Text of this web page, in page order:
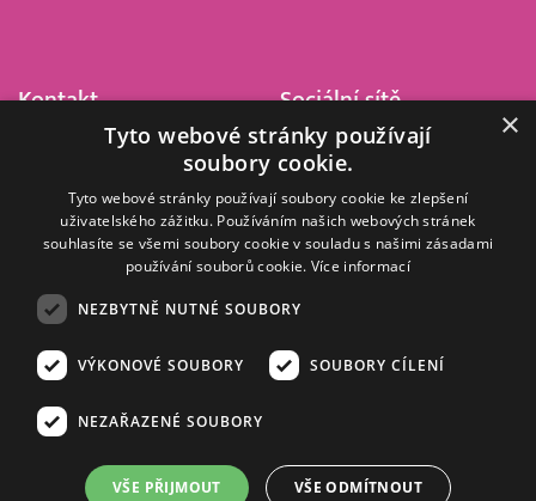
Kontakt
Barrandov Televizní Studio,
Kříženeckého nám. 322
152 00 Praha 5
IČ 416 93 311
Sociální sítě
© 2008–2026 EMPRESA MEDIA, a.s. Všechna práva vyhrazena.
Zásady ochrany osobních a dalších zpracovávaných údajů
Informace o měření sledovanosti videa ve video archivu
×
Tyto webové stránky používají
soubory cookie.
Tyto webové stránky používají soubory cookie ke zlepšení
uživatelského zážitku. Používáním našich webových stránek
souhlasíte se všemi soubory cookie v souladu s našimi zásadami
používání souborů cookie. Více informací
NEZBYTNĚ NUTNÉ SOUBORY
VÝKONOVÉ SOUBORY SOUBORY CÍLENÍ
NEZAŘAZENÉ SOUBORY
VŠE PŘIJMOUT VŠE ODMÍTNOUT